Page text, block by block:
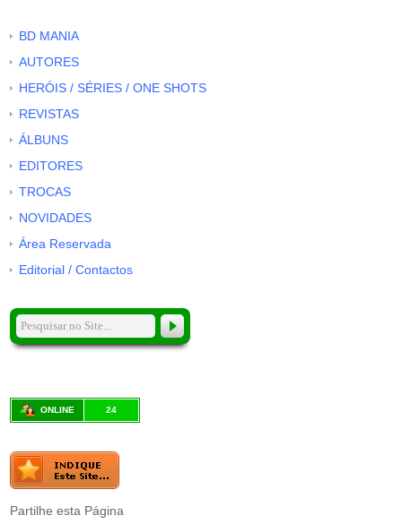
BD MANIA
AUTORES
HERÓIS / SÉRIES / ONE SHOTS
REVISTAS
ÁLBUNS
EDITORES
TROCAS
NOVIDADES
Área Reservada
Editorial / Contactos
ONLINE 24
Partilhe esta Página